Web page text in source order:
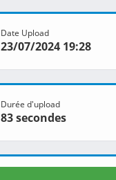
Date Upload
23/07/2024 19:28
Durée d'upload
83 secondes